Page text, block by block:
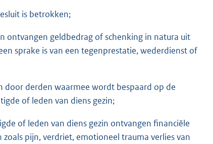
is betrokken;
ontvangen geldbedrag of schenking in natura uit
sprake is van een tegenprestatie, wederdienst of
derden waarmee wordt bespaard op de
of leden van diens gezin;
of leden van diens gezin ontvangen financiële
pijn, verdriet, emotioneel trauma verlies van